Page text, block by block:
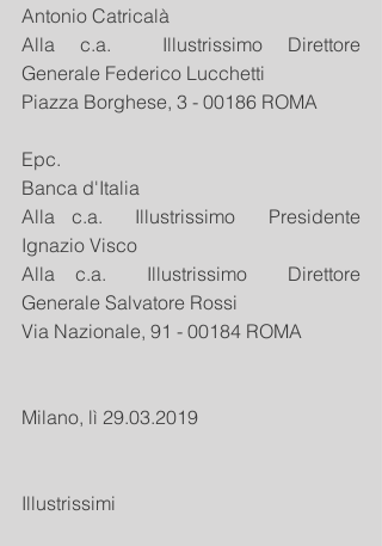
Antonio Catricalà
Alla c.a.  Illustrissimo Direttore
Generale Federico Lucchetti
Piazza Borghese, 3 - 00186 ROMA
Epc.
Banca d'Italia
Alla c.a.  Illustrissimo  Presidente
Ignazio Visco
Alla c.a.  Illustrissimo  Direttore
Generale Salvatore Rossi
Via Nazionale, 91 - 00184 ROMA
Milano, lì 29.03.2019
Illustrissimi